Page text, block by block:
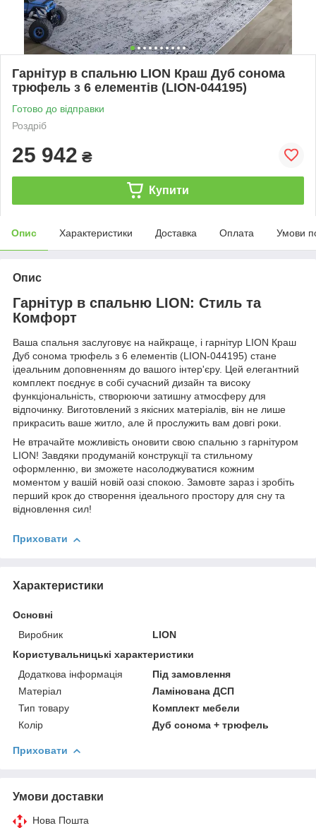
Гарнітур в спальню LION Краш Дуб сонома
трюфель з 6 елементів (LION-044195)
Готово до відправки
Роздріб
25 942 ₴
Купити
Опис Характеристики Доставка Оплата Умови
Опис
Гарнітур в спальню LION: Стиль та
Комфорт
Ваша спальня заслуговує на найкраще, і гарнітур LION Краш
Дуб сонома трюфель з 6 елементів (LION-044195) стане
ідеальним доповненням до вашого інтер'єру. Цей елегантний
комплект поєднує в собі сучасний дизайн та високу
функціональність, створюючи затишну атмосферу для
відпочинку. Виготовлений з якісних матеріалів, він не лише
прикрасить ваше житло, але й прослужить вам довгі роки.
Не втрачайте можливість оновити свою спальню з гарнітуром
LION! Завдяки продуманій конструкції та стильному
оформленню, ви зможете насолоджуватися кожним
моментом у вашій новій оазі спокою. Замовте зараз і зробіть
перший крок до створення ідеального простору для сну та
відновлення сил!
Приховати
Характеристики
Основні
Виробник
LION
Користувальницькі характеристики
Додаткова інформація
Під замовлення
Матеріал
Ламінована ДСП
Тип товару
Комплект мебели
Колір
Дуб сонома + трюфель
Приховати
Умови доставки
Нова Пошта